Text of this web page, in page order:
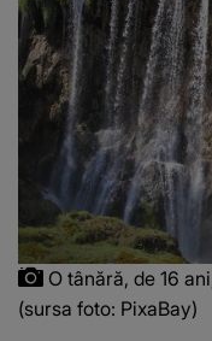
O tânără, de 16
(sursa foto: PixaBay)